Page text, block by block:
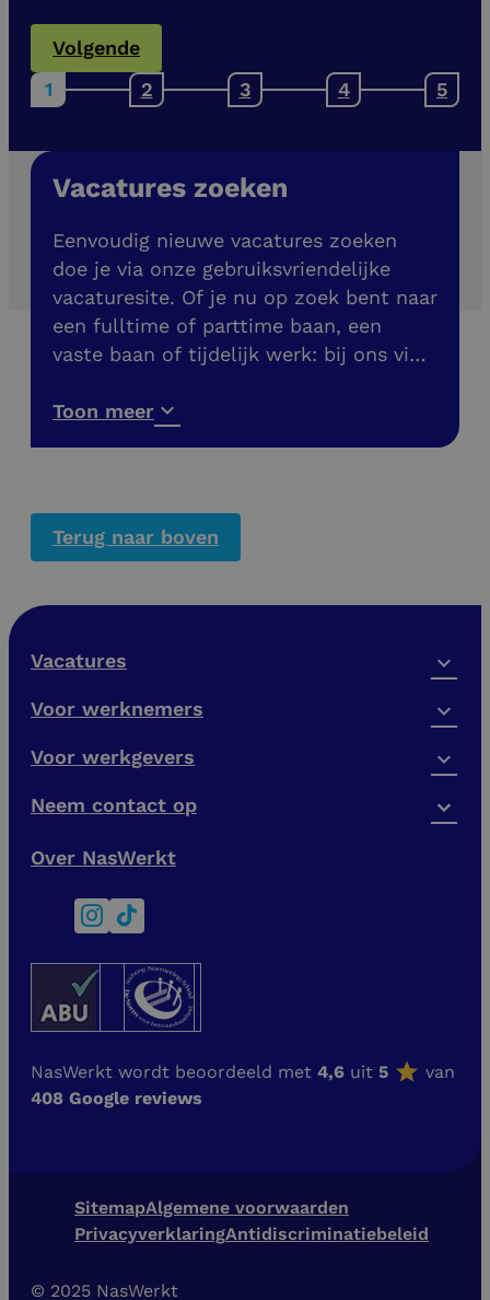
Volgende
Vacatures zoeken
Eenvoudig nieuwe vacatures zoeken
doe je via onze gebruiksvriendelijke
vacaturesite. Of je nu op zoek bent naar
een fulltime of parttime baan, een
vaste baan of tijdelijk werk: bij ons vind
vacatures zonder diploma!
Toon meer
Terug naar boven
Vacatures
Voor werknemers
Voor werkgevers
Neem contact op
Over NasWerkt
NasWerkt wordt beoordeeld met 4,6 uit 5
van
408 Google reviews
SitemapAlgemene voorwaarden
PrivacyverklaringAntidiscriminatiebeleid
© 2025 NasWerkt